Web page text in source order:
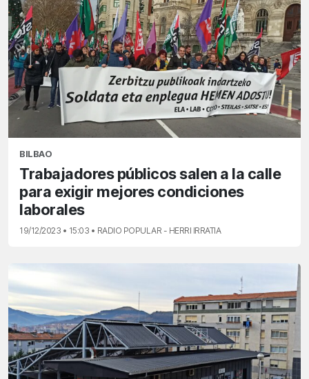
BILBAO
Trabajadores públicos salen a la calle
para exigir mejores condiciones
laborales
19/12/2023 • 15:03 • RADIO POPULAR - HERRI IRRATIA